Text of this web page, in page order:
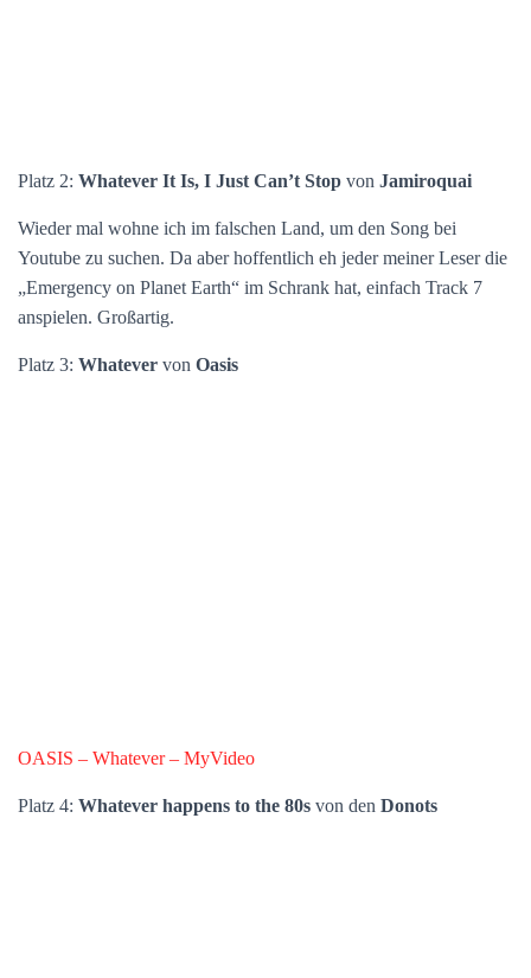
Platz 2: Whatever It Is, I Just Can’t Stop von Jamiroquai
Wieder mal wohne ich im falschen Land, um den Song bei
Youtube zu suchen. Da aber hoffentlich eh jeder meiner Leser die
„Emergency on Planet Earth“ im Schrank hat, einfach Track 7
anspielen. Großartig.
Platz 3: Whatever von Oasis
OASIS – Whatever – MyVideo
Platz 4: Whatever happens to the 80s von den Donots